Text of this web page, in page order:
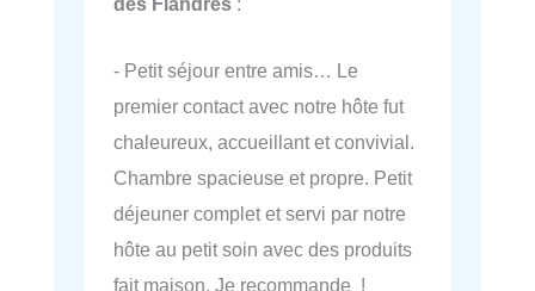
- Petit séjour entre amis… Le
premier contact avec notre hôte fut
chaleureux, accueillant et convivial.
Chambre spacieuse et propre. Petit
déjeuner complet et servi par notre
hôte au petit soin avec des produits
fait maison. Je recommande !